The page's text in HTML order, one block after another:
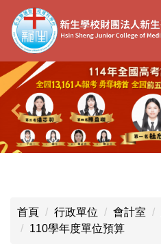
到
主
要
內
容
區
首頁 行政單位 會計室
110學年度單位預算